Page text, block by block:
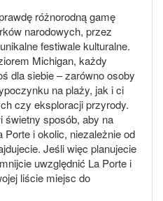
różnorodną gamę
narodowych, przez
festiwale kulturalne.
Michigan, każdy
dla siebie – zarówno osoby
na plaży, jak i ci
czy eksploracji przyrody.
świetny sposób, aby na
i okolic, niezależnie od
Jeśli więc planujecie
uwzględnić La Porte i
liście miejsc do